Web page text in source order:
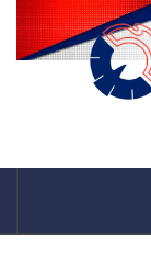
Saltar
contenido